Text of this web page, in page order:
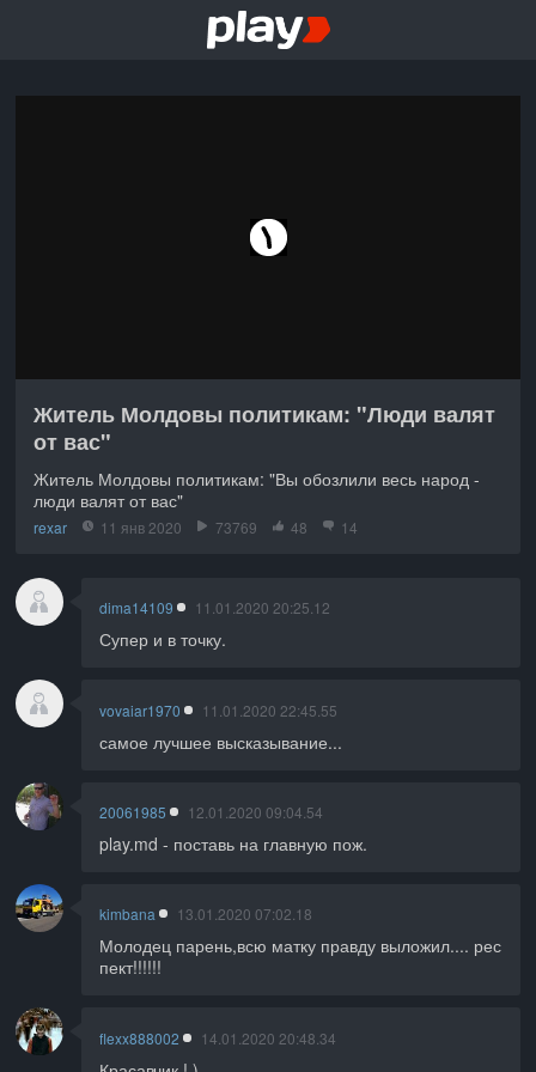
Житель Молдовы политикам: "Люди валят
от вас"
Житель Молдовы политикам: "Вы обозлили весь народ -
люди валят от вас"
rexar 11 янв 2020 73769 48 14
dima14109 11.01.2020 20:25.12
Супер и в точку.
vovaiar1970 11.01.2020 22:45.55
самое лучшее высказывание...
20061985 12.01.2020 09:04.54
play.md - поставь на главную пож.
kimbana 13.01.2020 07:02.18
Молодец парень,всю матку правду выложил.... рес
пект!!!!!!
flexx888002 14.01.2020 20:48.34